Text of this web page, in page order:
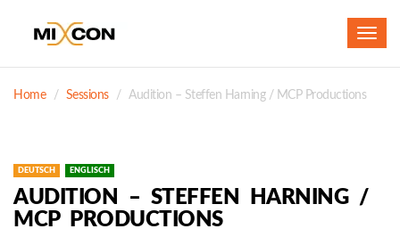
Home Sessions Audition – Steffen Harning / MCP Productions
DEUTSCH ENGLISCH
AUDITION – STEFFEN HARNING /
MCP PRODUCTIONS